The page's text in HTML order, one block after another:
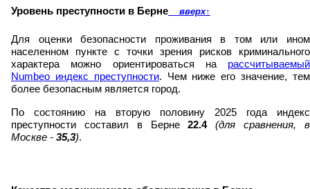
Уровень преступности в Берне вверх↑
Для оценки безопасности проживания в том или ином
населенном пункте с точки зрения рисков криминального
характера можно ориентироваться на рассчитываемый
Numbeo индекс преступности. Чем ниже его значение, тем
более безопасным является город.
По состоянию на вторую половину 2025 года индекс
преступности составил в Берне22.4
(для сравнения, в
Москве - 35,3).